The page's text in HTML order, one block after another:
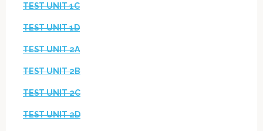
TEST UNIT 1C
TEST UNIT 1D
TEST UNIT 2A
TEST UNIT 2B
TEST UNIT 2C
TEST UNIT 2D